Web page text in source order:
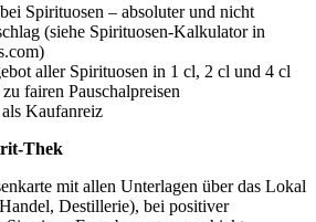
Spirituosen – absoluter und nicht
(siehe Spirituosen-Kalkulator in
aller Spirituosen in 1 cl, 2 cl und 4 cl
fairen Pauschalpreisen
Kaufanreiz
Thek
mit allen Unterlagen über das Lokal
Destillerie), bei positiver